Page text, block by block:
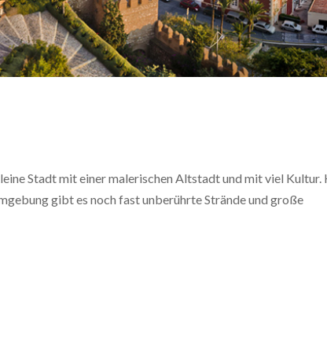
Stadt mit einer malerischen Altstadt und mit viel Kultur.
gibt es noch fast unberührte Strände und große